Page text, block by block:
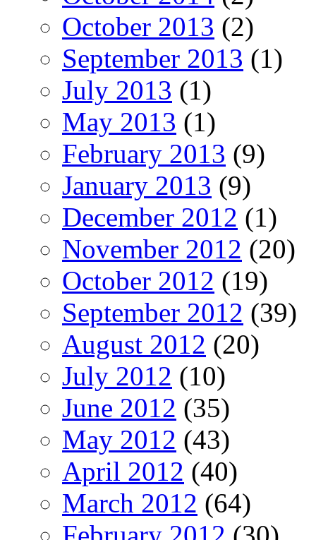
October 2013 (2)
September 2013 (1)
July 2013 (1)
May 2013 (1)
February 2013 (9)
January 2013 (9)
December 2012 (1)
November 2012 (20)
October 2012 (19)
September 2012 (39)
August 2012 (20)
July 2012 (10)
June 2012 (35)
May 2012 (43)
April 2012 (40)
March 2012 (64)